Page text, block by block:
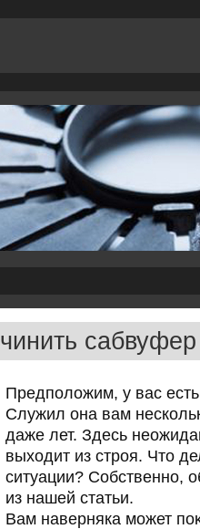
сабвуфер
Предположим, у вас
Служил она вам
даже лет. Здесь
выходит из строя. Что
ситуации? Собственно,
из нашей статьи.
Вам наверняка может